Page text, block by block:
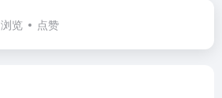
浏览 点赞